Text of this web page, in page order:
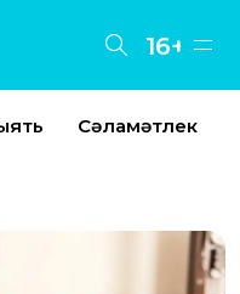
16+
Сәламәтлек